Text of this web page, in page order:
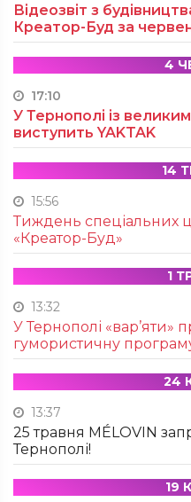
Відеозвіт з
Креатор-Буд за
4
17:10
У Тернополі із
виступить YAKTAK
14
15:56
Тиждень спеціальних
«Креатор-Буд»
1
13:32
У Тернополі «вар’яти»
гумористичну
24
13:37
25 травня MÉLOVIN
Тернополі!
19